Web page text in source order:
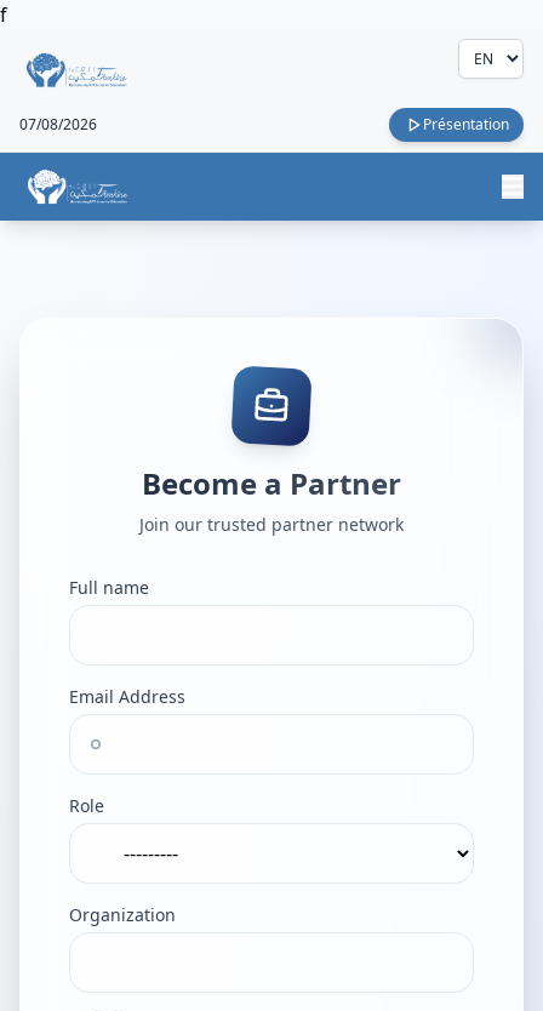
f
07/08/2026 Présentation
Become a Partner
Join our trusted partner network
Full name
Email Address
Role
Organization